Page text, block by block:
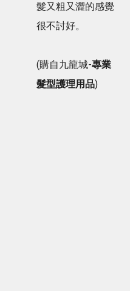
髮又粗又澀的感覺
很不討好。
(購自九龍城-專業
髮型護理用品)